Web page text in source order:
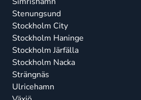
Stenungsund
Stockholm City
Stockholm Haninge
Stockholm Järfälla
Stockholm Nacka
Strängnäs
Ulricehamn